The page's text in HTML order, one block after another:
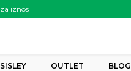
iznos
SISLEY OUTLET BLOG